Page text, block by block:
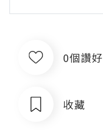
0個讚好
收藏